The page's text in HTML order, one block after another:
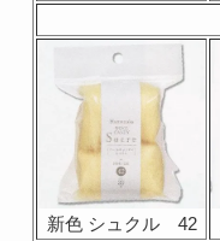
新色 シュクル 42